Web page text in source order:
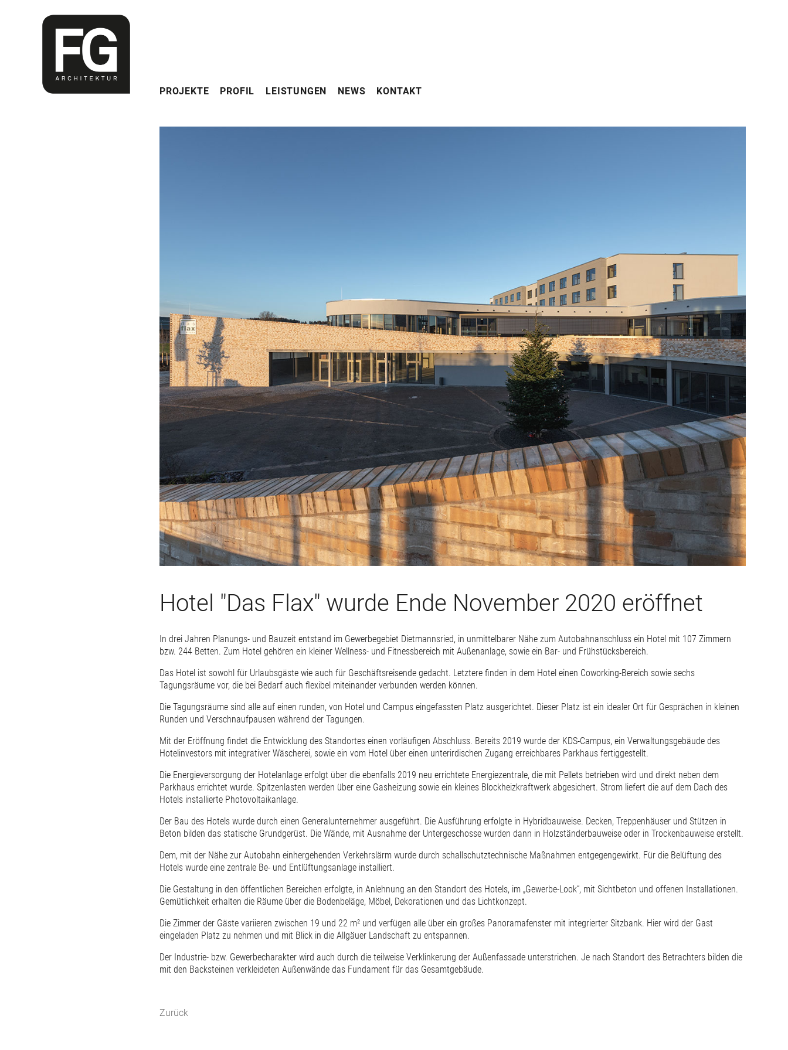
Navigation
PROJEKTE PROFIL LEISTUNGEN NEWS KONTAKT
Hotel "Das Flax" wurde Ende November 2020 eröffnet
In drei Jahren Planungs- und Bauzeit entstand im Gewerbegebiet Dietmannsried, in unmittelbarer Nähe zum Autobahnanschluss ein Hotel mit 107 Zimmern
bzw. 244 Betten. Zum Hotel gehören ein kleiner Wellness- und Fitnessbereich mit Außenanlage, sowie ein Bar- und Frühstücksbereich.
Das Hotel ist sowohl für Urlaubsgäste wie auch für Geschäftsreisende gedacht. Letztere finden in dem Hotel einen Coworking-Bereich sowie sechs
Tagungsräume vor, die bei Bedarf auch flexibel miteinander verbunden werden können.
Die Tagungsräume sind alle auf einen runden, von Hotel und Campus eingefassten Platz ausgerichtet. Dieser Platz ist ein idealer Ort für Gesprächen in kleinen
Runden und Verschnaufpausen während der Tagungen.
Mit der Eröffnung findet die Entwicklung des Standortes einen vorläufigen Abschluss. Bereits 2019 wurde der KDS-Campus, ein Verwaltungsgebäude des
Hotelinvestors mit integrativer Wäscherei, sowie ein vom Hotel über einen unterirdischen Zugang erreichbares Parkhaus fertiggestellt.
Die Energieversorgung der Hotelanlage erfolgt über die ebenfalls 2019 neu errichtete Energiezentrale, die mit Pellets betrieben wird und direkt neben dem
Parkhaus errichtet wurde. Spitzenlasten werden über eine Gasheizung sowie ein kleines Blockheizkraftwerk abgesichert. Strom liefert die auf dem Dach des
Hotels installierte Photovoltaikanlage.
Der Bau des Hotels wurde durch einen Generalunternehmer ausgeführt. Die Ausführung erfolgte in Hybridbauweise. Decken, Treppenhäuser und Stützen in
Beton bilden das statische Grundgerüst. Die Wände, mit Ausnahme der Untergeschosse wurden dann in Holzständerbauweise oder in Trockenbauweise erstellt.
Dem, mit der Nähe zur Autobahn einhergehenden Verkehrslärm wurde durch schallschutztechnische Maßnahmen entgegengewirkt. Für die Belüftung des
Hotels wurde eine zentrale Be- und Entlüftungsanlage installiert.
Die Gestaltung in den öffentlichen Bereichen erfolgte, in Anlehnung an den Standort des Hotels, im „Gewerbe-Look“, mit Sichtbeton und offenen Installationen.
Gemütlichkeit erhalten die Räume über die Bodenbeläge, Möbel, Dekorationen und das Lichtkonzept.
Die Zimmer der Gäste variieren zwischen 19 und 22 m² und verfügen alle über ein großes Panoramafenster mit integrierter Sitzbank. Hier wird der Gast
eingeladen Platz zu nehmen und mit Blick in die Allgäuer Landschaft zu entspannen.
Der Industrie- bzw. Gewerbecharakter wird auch durch die teilweise Verklinkerung der Außenfassade unterstrichen. Je nach Standort des Betrachters bilden die
mit den Backsteinen verkleideten Außenwände das Fundament für das Gesamtgebäude.
Zurück